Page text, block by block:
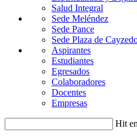
Salud Integral
Sede Meléndez
Sede Pance
Sede Plaza de
Aspirantes
Estudiantes
Egresados
Colaboradores
Docentes
Empresas
Hit